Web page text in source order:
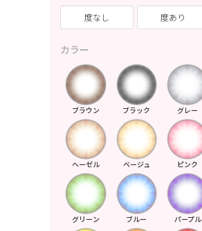
度なし 度あり
カラー
ブラウン ブラック グレー
ヘーゼル ベージュ ピンク
グリーン ブルー パープル